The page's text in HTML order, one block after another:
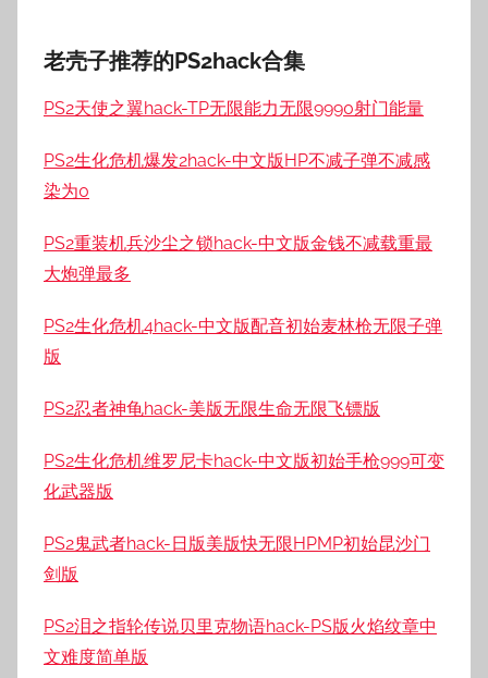
老壳子推荐的PS2hack合集
PS2天使之翼hack-TP无限能力无限9990射门能量
PS2生化危机爆发2hack-中文版HP不减子弹不减感
染为0
PS2重装机兵沙尘之锁hack-中文版金钱不减载重最
大炮弹最多
PS2生化危机4hack-中文版配音初始麦林枪无限子弹
版
PS2忍者神龟hack-美版无限生命无限飞镖版
PS2生化危机维罗尼卡hack-中文版初始手枪999可变
化武器版
PS2鬼武者hack-日版美版快无限HPMP初始昆沙门
剑版
PS2泪之指轮传说贝里克物语hack-PS版火焰纹章中
文难度简单版